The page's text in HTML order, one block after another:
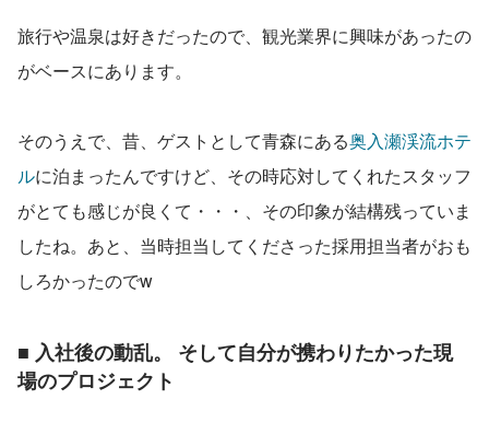
旅行や温泉は好きだったので、観光業界に興味があったの
がベースにあります。
そのうえで、昔、ゲストとして青森にある奥入瀬渓流ホテ
ルに泊まったんですけど、その時応対してくれたスタッフ
がとても感じが良くて・・・、その印象が結構残っていま
したね。あと、当時担当してくださった採用担当者がおも
しろかったのでw
■ 入社後の動乱。 そして自分が携わりたかった現
場のプロジェクト